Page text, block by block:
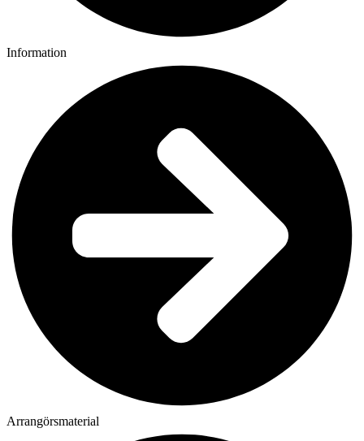
Information
Arrangörsmaterial